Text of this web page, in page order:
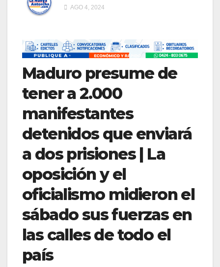
AGO 4, 2024
Maduro presume de
tener a 2.000
manifestantes
detenidos que enviará
a dos prisiones | La
oposición y el
oficialismo midieron el
sábado sus fuerzas en
las calles de todo el
país